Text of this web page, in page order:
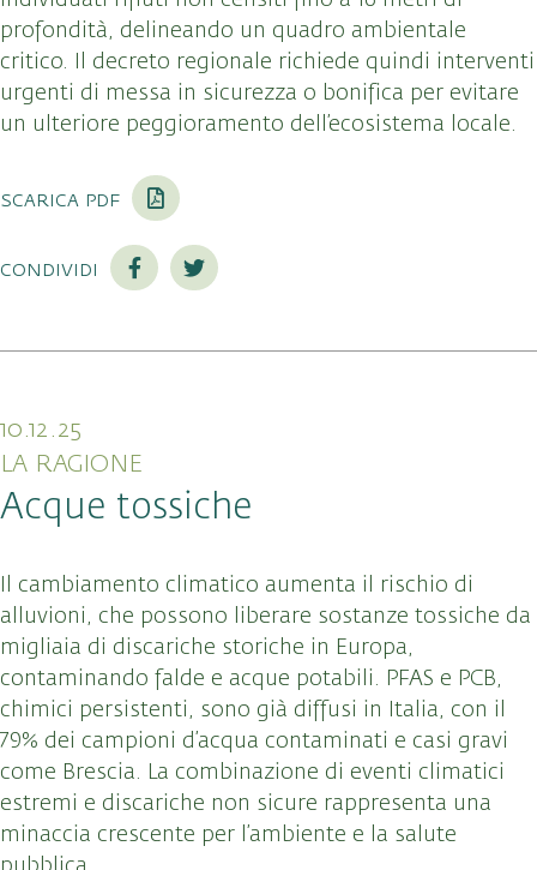
profondità, delineando un quadro ambientale
critico. Il decreto regionale richiede quindi interventi
urgenti di messa in sicurezza o bonifica per evitare
un ulteriore peggioramento dell’ecosistema locale.
scarica pdf
condividi
10.12.25
LA RAGIONE
Acque tossiche
Il cambiamento climatico aumenta il rischio di
alluvioni, che possono liberare sostanze tossiche da
migliaia di discariche storiche in Europa,
contaminando falde e acque potabili. PFAS e PCB,
chimici persistenti, sono già diffusi in Italia, con il
79% dei campioni d’acqua contaminati e casi gravi
come Brescia. La combinazione di eventi climatici
estremi e discariche non sicure rappresenta una
minaccia crescente per l’ambiente e la salute
pubblica.